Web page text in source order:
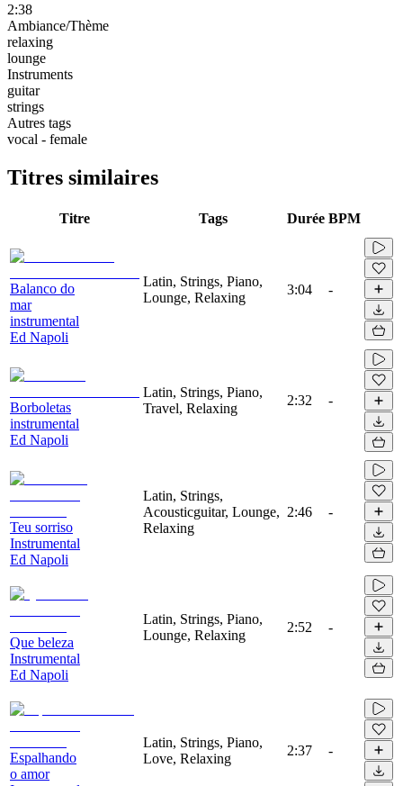
2:38
Ambiance/Thème
relaxing
lounge
Instruments
guitar
strings
Autres tags
vocal - female
Titres similaires
Titre Tags Durée BPM
Balanco do
mar
instrumental
Ed Napoli
Latin, Strings, Piano,
Lounge, Relaxing
3:04 -
Borboletas
instrumental
Ed Napoli
Latin, Strings, Piano,
Travel, Relaxing
2:32 -
Teu sorriso
Instrumental
Ed Napoli
Latin, Strings,
Acousticguitar, Lounge,
Relaxing
2:46 -
Que beleza
Instrumental
Ed Napoli
Latin, Strings, Piano,
Lounge, Relaxing
2:52 -
Espalhando
o amor
Latin, Strings, Piano,
Love, Relaxing
2:37 -